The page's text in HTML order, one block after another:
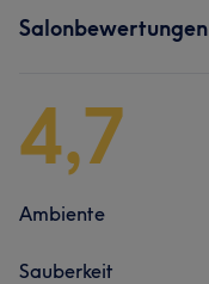
Salonbewertungen
4,7
Ambiente
Sauberkeit